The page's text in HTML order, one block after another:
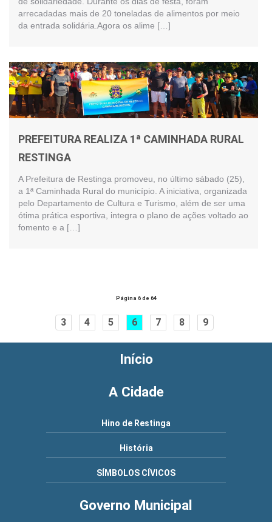
arrecadadas mais de 20 toneladas de alimentos por meio
da entrada solidária.Agora os alime […]
PREFEITURA REALIZA 1ª CAMINHADA RURAL
RESTINGA
A Prefeitura de Restinga promoveu, no último sábado (25),
a 1ª Caminhada Rural do município. A iniciativa, organizada
pelo Departamento de Cultura e Turismo, além de ser uma
ótima prática esportiva, integra o plano de ações voltado ao
fomento e a […]
Página 6 de 64
3 4 5 6 7 8 9
Início
A Cidade
Hino de Restinga
História
SÍMBOLOS CÍVICOS
Governo Municipal